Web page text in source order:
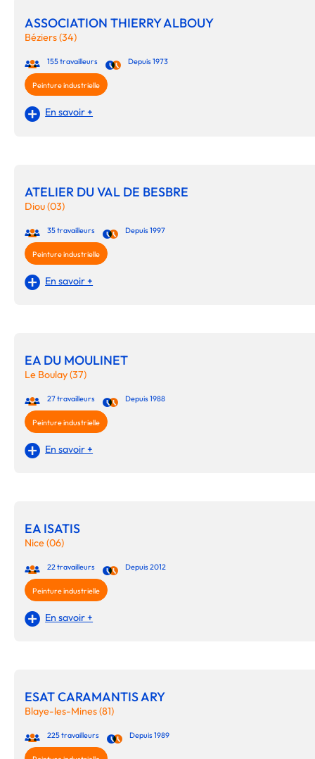
ASSOCIATION THIERRY ALBOUY
Béziers (34)
155 travailleurs Depuis 1973
Peinture industrielle
En savoir +
ATELIER DU VAL DE BESBRE
Diou (03)
35 travailleurs Depuis 1997
Peinture industrielle
En savoir +
EA DU MOULINET
Le Boulay (37)
27 travailleurs Depuis 1988
Peinture industrielle
En savoir +
EA ISATIS
Nice (06)
22 travailleurs Depuis 2012
Peinture industrielle
En savoir +
ESAT CARAMANTIS ARY
Blaye-les-Mines (81)
225 travailleurs Depuis 1989